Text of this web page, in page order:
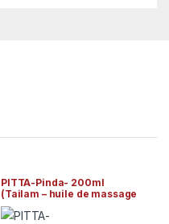
PITTA-Pinda- 200ml
(Tailam – huile de massage
ayurvédique) Arya Vaidya
Sala Kottakkal